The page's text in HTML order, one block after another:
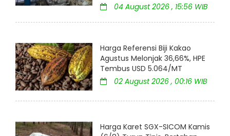
04 August 2026 , 15:56 WIB
Harga Referensi Biji Kakao
Agustus Melonjak 36,66%, HPE
Tembus USD 5.064/MT
02 August 2026 , 00:16 WIB
Harga Karet SGX-SICOM Kamis